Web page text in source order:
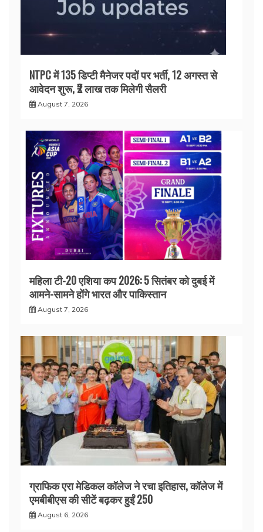
NTPC में 135 डिप्टी मैनेजर पदों पर भर्ती, 12 अगस्त से
आवेदन शुरू, ₹2 लाख तक मिलेगी सैलरी
August 7, 2026
महिला टी-20 एशिया कप 2026: 5 सितंबर को दुबई में
आमने-सामने होंगे भारत और पाकिस्तान
August 7, 2026
ग्राफिक एरा मेडिकल कॉलेज ने रचा इतिहास, कॉलेज में
एमबीबीएस की सीटें बढ़कर हुईं 250
August 6, 2026